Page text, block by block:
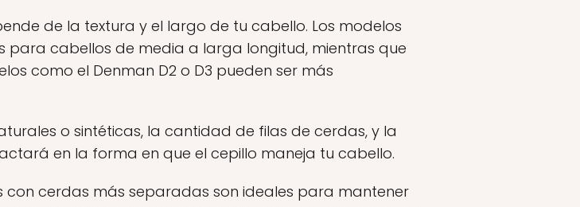
de la textura y el largo de tu cabello. Los modelos
para cabellos de media a larga longitud, mientras que
como el Denman D2 o D3 pueden ser más
o sintéticas, la cantidad de filas de cerdas, y la
en la forma en que el cepillo maneja tu cabello.
con cerdas más separadas son ideales para mantener